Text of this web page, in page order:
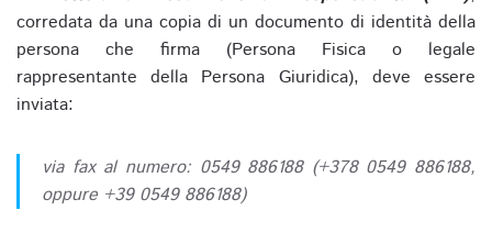
corredata da una copia di un documento di identità della
persona che firma (Persona Fisica o legale
rappresentante della Persona Giuridica), deve essere
inviata:
via fax al numero: 0549 886188 (+378 0549 886188,
oppure +39 0549 886188)